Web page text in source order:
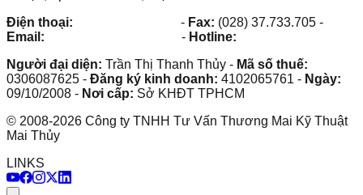
Điện thoại:
- Fax: (028) 37.733.705 -
Email:
- Hotline:
Người đại diện: Trần Thị Thanh Thủy - Mã số thuế:
0306087625 - Đăng ký kinh doanh: 4102065761 - Ngày:
09/10/2008 - Nơi cấp: Sở KHĐT TPHCM
© 2008-2026 Công ty TNHH Tư Vấn Thương Mai Kỹ Thuật
Mai Thủy
LINKS